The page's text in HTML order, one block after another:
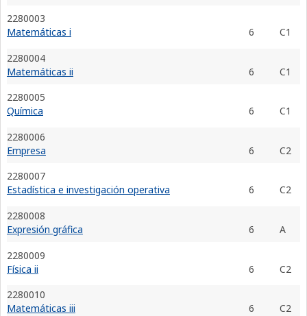
2280003
Matemáticas i
6
C1
2280004
Matemáticas ii
6
C1
2280005
Química
6
C1
2280006
Empresa
6
C2
2280007
Estadística e investigación operativa
6
C2
2280008
Expresión gráfica
6
A
2280009
Física ii
6
C2
2280010
Matemáticas iii
6 C2